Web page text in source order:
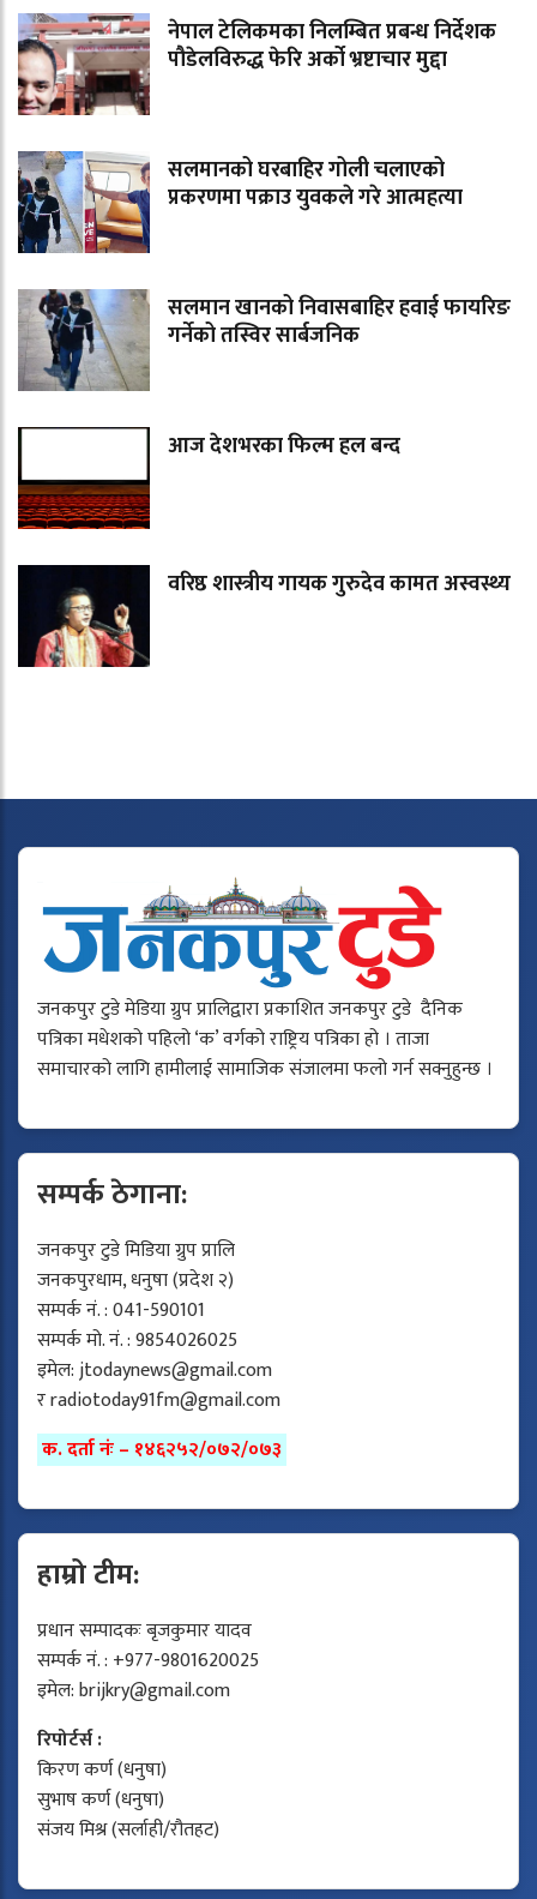
नेपाल टेलिकमका निलम्बित प्रबन्ध निर्देशक
पौडेलविरुद्ध फेरि अर्को भ्रष्टाचार मुद्दा
सलमानको घरबाहिर गोली चलाएको
प्रकरणमा पक्राउ युवकले गरे आत्महत्या
सलमान खानको निवासबाहिर हवाई फायरिङ
गर्नेको तस्विर सार्बजनिक
आज देशभरका फिल्म हल बन्द
वरिष्ठ शास्त्रीय गायक गुरुदेव कामत अस्वस्थ्य
जनकपुर टुडे मेडिया ग्रुप प्रालिद्वारा प्रकाशित जनकपुर टुडे दैनिक
पत्रिका मधेशको पहिलो ‘क’ वर्गको राष्ट्रिय पत्रिका हो । ताजा
समाचारको लागि हामीलाई सामाजिक संजालमा फलो गर्न सक्नुहुन्छ ।
सम्पर्क ठेगाना:
जनकपुर टुडे मिडिया ग्रुप प्रालि
जनकपुरधाम, धनुषा (प्रदेश २)
सम्पर्क नं. : 041-590101
सम्पर्क मो. नं. : 9854026025
इमेल:jtodaynews@gmail.com
रradiotoday91fm@gmail.com
क. दर्ता नंः – १४६२५२/०७२/०७३
हाम्रो टीम:
प्रधान सम्पादकः बृजकुमार यादव
सम्पर्क नं. : +977-9801620025
इमेल:brijkry@gmail.com
रिपोर्टर्स :
किरण कर्ण (धनुषा)
सुभाष कर्ण (धनुषा)
संजय मिश्र (सर्लाही/रौतहट)